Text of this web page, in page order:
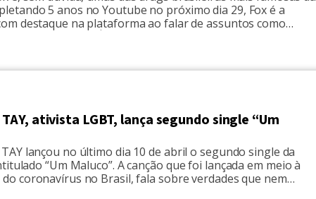
5 anos no Youtube no próximo dia 29, Fox é a
destaque na plataforma ao falar de assuntos como
ativista LGBT, lança segundo single “Um
lançou no último dia 10 de abril o segundo single da
“Um Maluco”. A canção que foi lançada em meio à
do coronavírus no Brasil, fala sobre verdades que nem